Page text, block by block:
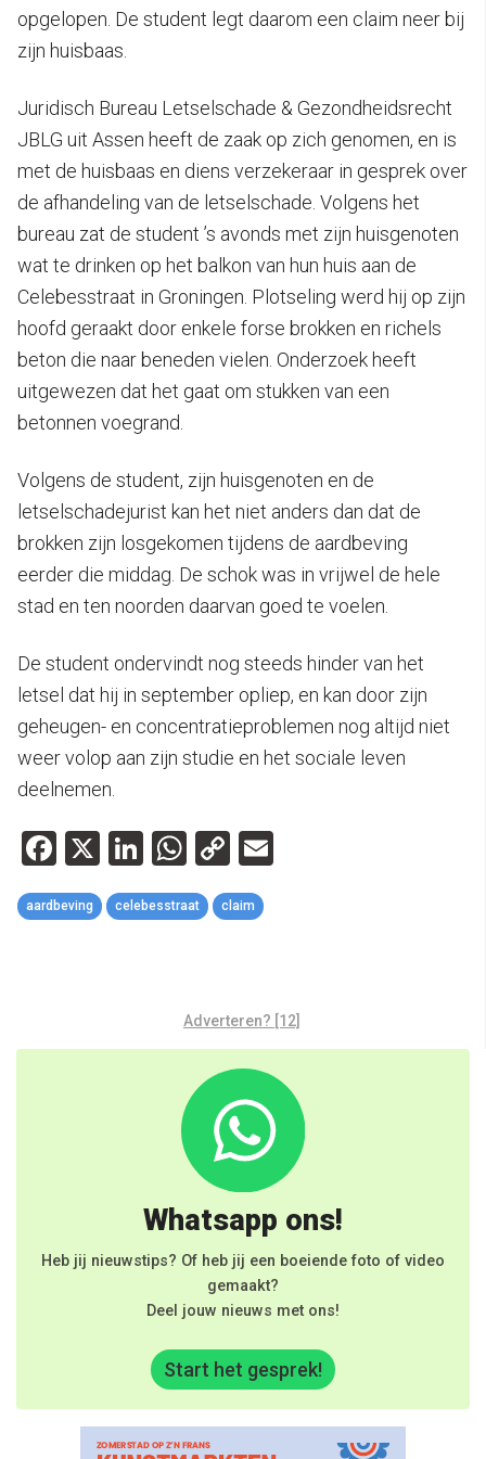
opgelopen. De student legt daarom een claim neer bij
zijn huisbaas.
Juridisch Bureau Letselschade & Gezondheidsrecht
JBLG uit Assen heeft de zaak op zich genomen, en is
met de huisbaas en diens verzekeraar in gesprek over
de afhandeling van de letselschade. Volgens het
bureau zat de student ’s avonds met zijn huisgenoten
wat te drinken op het balkon van hun huis aan de
Celebesstraat in Groningen. Plotseling werd hij op zijn
hoofd geraakt door enkele forse brokken en richels
beton die naar beneden vielen. Onderzoek heeft
uitgewezen dat het gaat om stukken van een
betonnen voegrand.
Volgens de student, zijn huisgenoten en de
letselschadejurist kan het niet anders dan dat de
brokken zijn losgekomen tijdens de aardbeving
eerder die middag. De schok was in vrijwel de hele
stad en ten noorden daarvan goed te voelen.
De student ondervindt nog steeds hinder van het
letsel dat hij in september opliep, en kan door zijn
geheugen- en concentratieproblemen nog altijd niet
weer volop aan zijn studie en het sociale leven
deelnemen.
Facebook
X LinkedIn
WhatsApp
Copy
Link
aardbeving celebesstraat claim
Adverteren? [12]
Whatsapp ons!
Heb jij nieuwstips? Of heb jij een boeiende foto of video
gemaakt?
Deel jouw nieuws met ons!
Start het gesprek!